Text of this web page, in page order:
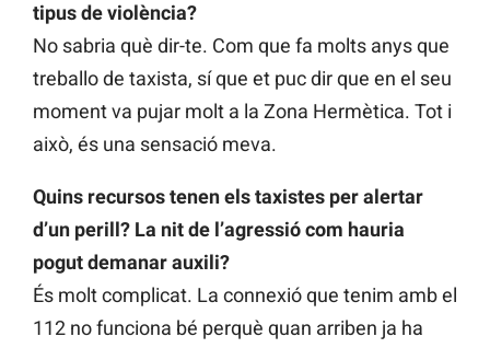
tipus de violència?
No sabria què dir-te. Com que fa molts anys que
treballo de taxista, sí que et puc dir que en el seu
moment va pujar molt a la Zona Hermètica. Tot i
això, és una sensació meva.
Quins recursos tenen els taxistes per alertar
d’un perill? La nit de l’agressió com hauria
pogut demanar auxili?
És molt complicat. La connexió que tenim amb el
112 no funciona bé perquè quan arriben ja ha